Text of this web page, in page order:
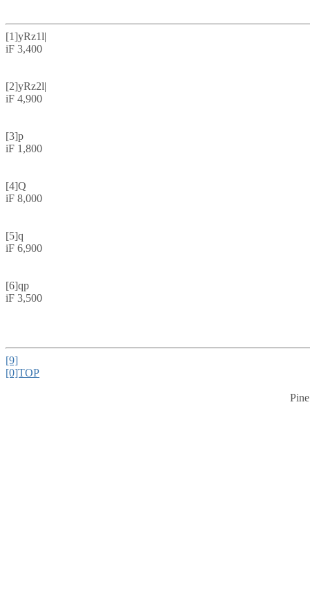
[1]yRz1l|
iF 3,400
[2]yRz2l|
iF 4,900
[3]p
iF 1,800
[4]Q
iF 8,000
[5]q
iF 6,900
[6]qp
iF 3,500
[9]
[0]TOP